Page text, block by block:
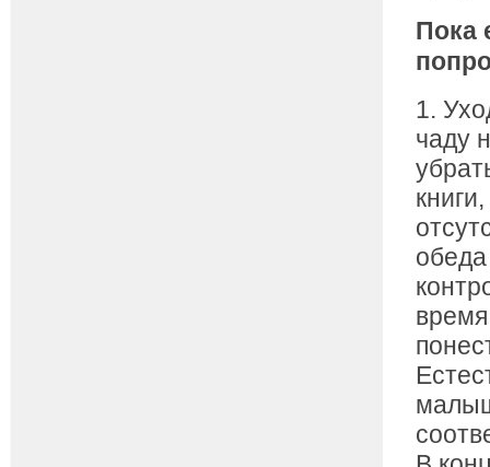
Пока
1.
чаду